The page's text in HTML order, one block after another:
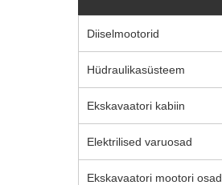
Diiselmootorid
Hüdraulikasüsteem
Ekskavaatori kabiin
Elektrilised varuosad
Ekskavaatori mootori osad